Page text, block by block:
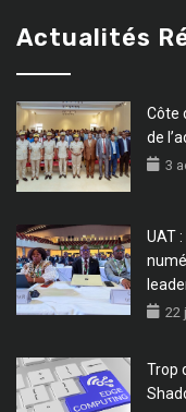
Actualités
Côte
de
3
UAT
22
Trop